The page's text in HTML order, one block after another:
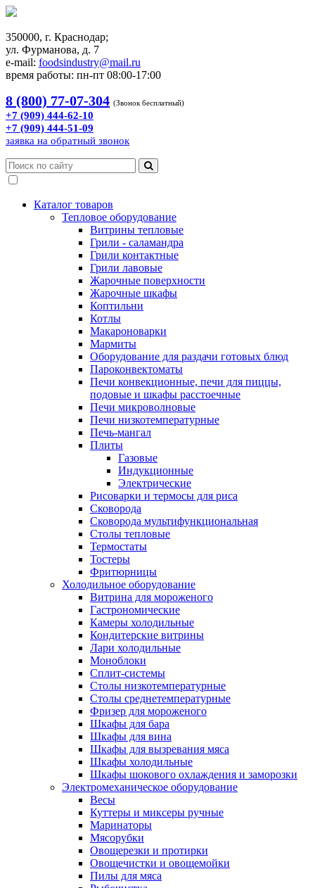
350000, г. Краснодар;
ул. Фурманова, д. 7
e-mail: foodsindustry@mail.ru
время работы: пн-пт 08:00-17:00
8 (800) 77-07-304 (Звонок бесплатный)
+7 (909) 444-62-10
+7 (909) 444-51-09
заявка на обратный звонок
Каталог товаров
Тепловое оборудование
Витрины тепловые
Грили - саламандра
Грили контактные
Грили лавовые
Жарочные поверхности
Жарочные шкафы
Коптильни
Котлы
Макароноварки
Мармиты
Оборудование для раздачи готовых блюд
Пароконвектоматы
Печи конвекционные, печи для пиццы,
подовые и шкафы расстоечные
Печи микроволновые
Печи низкотемпературные
Печь-мангал
Плиты
Газовые
Индукционные
Электрические
Рисоварки и термосы для риса
Сковорода
Сковорода мультифункциональная
Столы тепловые
Термостаты
Тостеры
Фритюрницы
Холодильное оборудование
Витрина для мороженого
Гастрономические
Камеры холодильные
Кондитерские витрины
Лари холодильные
Моноблоки
Сплит-системы
Столы низкотемпературные
Столы среднетемпературные
Фризер для мороженого
Шкафы для бара
Шкафы для вина
Шкафы для вызревания мяса
Шкафы холодильные
Шкафы шокового охлаждения и заморозки
Электромеханическое оборудование
Весы
Куттеры и миксеры ручные
Маринаторы
Мясорубки
Овощерезки и протирки
Овощечистки и овощемойки
Пилы для мяса